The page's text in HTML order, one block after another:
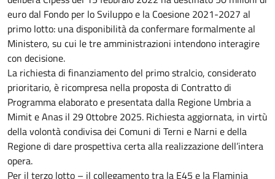
euro dal Fondo per lo Sviluppo e la Coesione 2021-2027 al
primo lotto: una disponibilità da confermare formalmente al
Ministero, su cui le tre amministrazioni intendono interagire
con decisione.
La richiesta di finanziamento del primo stralcio, considerato
prioritario, è ricompresa nella proposta di Contratto di
Programma elaborato e presentata dalla Regione Umbria a
Mimit e Anas il 29 0ttobre 2025. Richiesta aggiornata, in virtù
della volontà condivisa dei Comuni di Terni e Narni e della
Regione di dare prospettiva certa alla realizzazione dell’intera
opera.
Per il terzo lotto – il collegamento tra la E45 e la Flaminia